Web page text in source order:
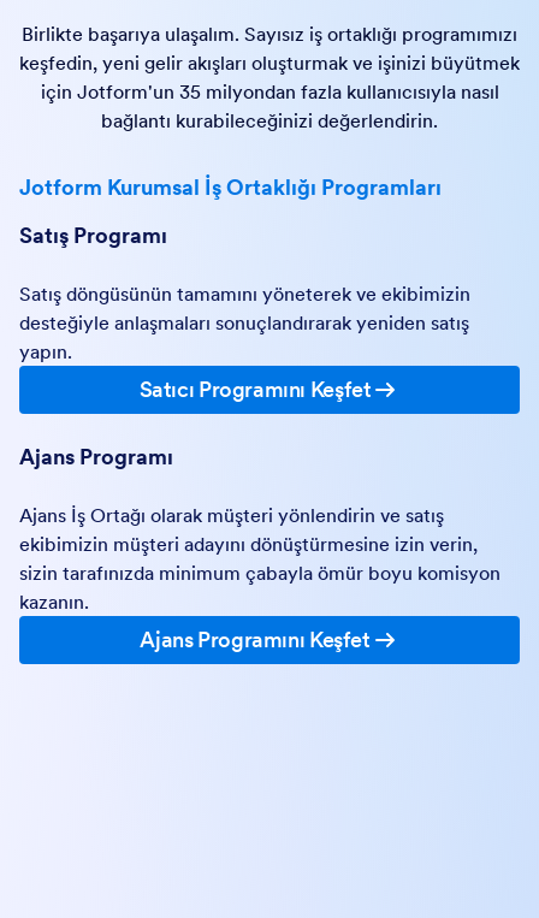
Birlikte başarıya ulaşalım. Sayısız iş ortaklığı programımızı
keşfedin, yeni gelir akışları oluşturmak ve işinizi büyütmek
için Jotform'un 35 milyondan fazla kullanıcısıyla nasıl
bağlantı kurabileceğinizi değerlendirin.
Jotform Kurumsal İş Ortaklığı Programları
Satış Programı
Satış döngüsünün tamamını yöneterek ve ekibimizin
desteğiyle anlaşmaları sonuçlandırarak yeniden satış
yapın.
Satıcı Programını Keşfet
Ajans Programı
Ajans İş Ortağı olarak müşteri yönlendirin ve satış
ekibimizin müşteri adayını dönüştürmesine izin verin,
sizin tarafınızda minimum çabayla ömür boyu komisyon
kazanın.
Ajans Programını Keşfet